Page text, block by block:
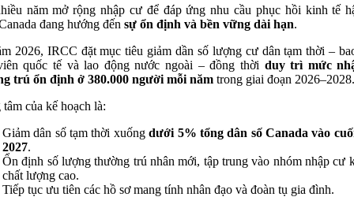
năm mở rộng nhập cư để đáp ứng nhu cầu phục hồi kinh tế
đang hướng đến sự ổn định và bền vững dài hạn.
2026, IRCC đặt mục tiêu giảm dần số lượng cư dân tạm thời –
quốc tế và lao động nước ngoài – đồng thời duy trì mức
trú ổn định ở 380.000 người mỗi năm trong giai đoạn 2026–2028.
tâm của kế hoạch là:
Giảm dân số tạm thời xuốngdưới 5% tổng dân số Canada vào
2027.
Ổn định số lượng thường trú nhân mới, tập trung vào nhóm nhập cư
chất lượng cao.
Tiếp tục ưu tiên các hồ sơ mang tính nhân đạo và đoàn tụ gia đình.